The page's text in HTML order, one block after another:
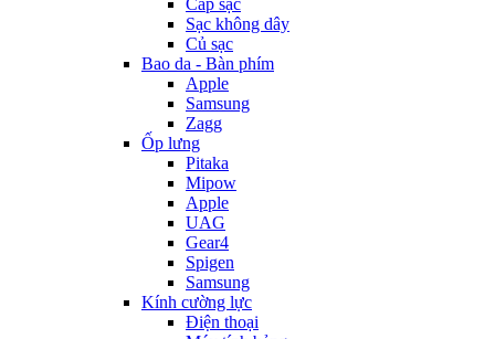
Cáp sạc
Sạc không dây
Củ sạc
Bao da - Bàn phím
Apple
Samsung
Zagg
Ốp lưng
Pitaka
Mipow
Apple
UAG
Gear4
Spigen
Samsung
Kính cường lực
Điện thoại